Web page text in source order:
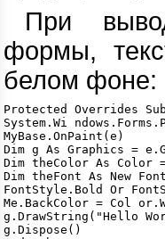
При
формы,
белом фоне:
Protected Overrides
System.Wi
MyBase.OnPaint(e)
Dim g As Graphics =
Dim theColor As Color
Dim theFont As New
FontStyle.Bold Or
Me.BackColor = Col
g.DrawString("Hello
g.Dispose()